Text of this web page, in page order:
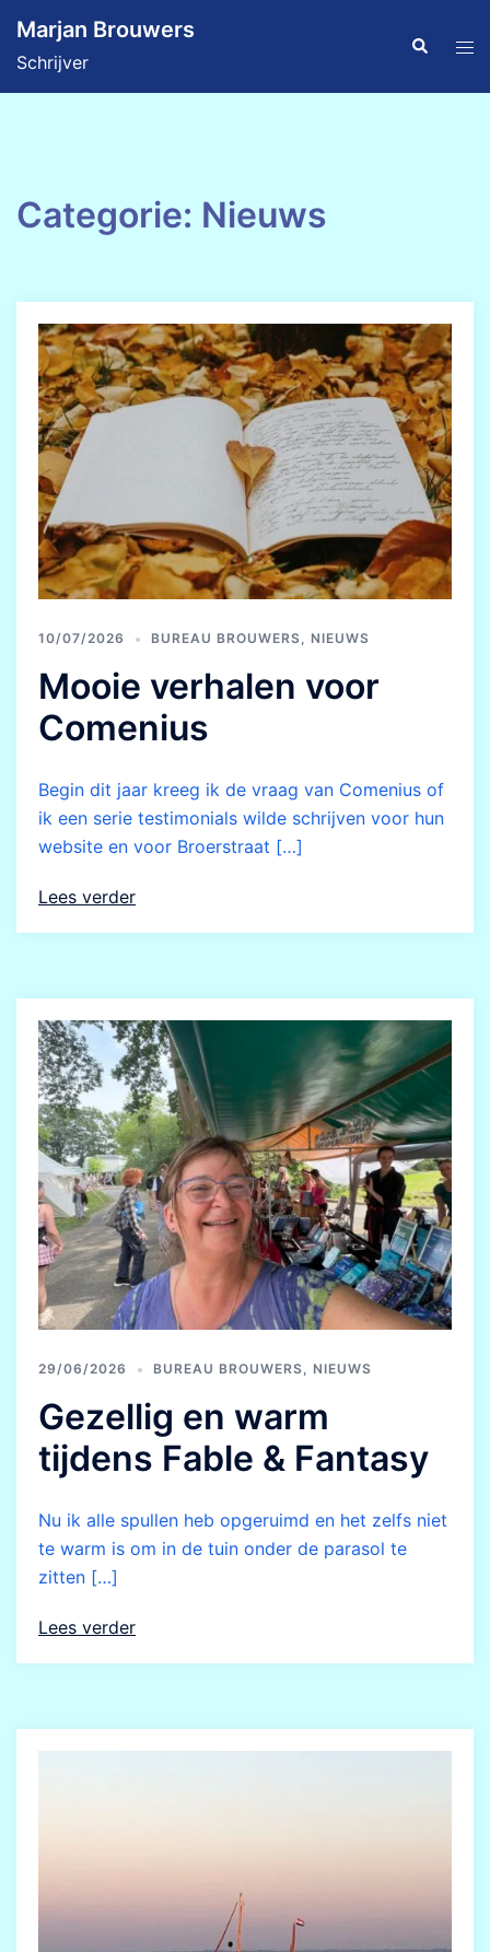
naar
de
inhoud
Marjan Brouwers
Schrijver
Zoeken
Categorie: Nieuws
10/07/2026 BUREAU BROUWERS NIEUWS
Mooie verhalen voor
Comenius
Begin dit jaar kreeg ik de vraag van Comenius of
ik een serie testimonials wilde schrijven voor hun
website en voor Broerstraat […]
Lees verder
29/06/2026 BUREAU BROUWERS, NIEUWS
Gezellig en warm
tijdens Fable & Fantasy
Nu ik alle spullen heb opgeruimd en het zelfs niet
te warm is om in de tuin onder de parasol te
zitten […]
Lees verder